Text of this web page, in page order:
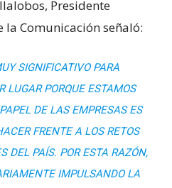
Presidente
la Comunicación señaló:
SIGNIFICATIVO PARA
LUGAR PORQUE ESTAMOS
DE LAS EMPRESAS ES
FRENTE A LOS RETOS
DEL PAÍS. POR ESTA RAZÓN,
IMPULSANDO LA